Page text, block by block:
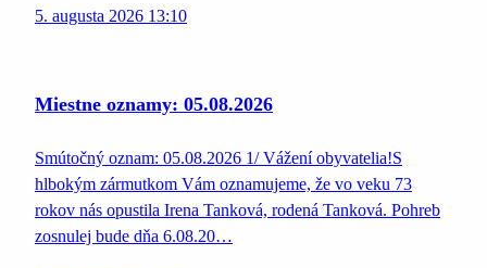
5. augusta 2026 13:10
Miestne oznamy: 05.08.2026
Smútočný oznam: 05.08.2026 1/ Vážení obyvatelia!S
hlbokým zármutkom Vám oznamujeme, že vo veku 73
rokov nás opustila Irena Tanková, rodená Tanková. Pohreb
zosnulej bude dňa 6.08.20…